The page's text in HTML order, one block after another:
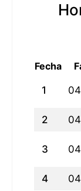
Fecha
1
2
3
4